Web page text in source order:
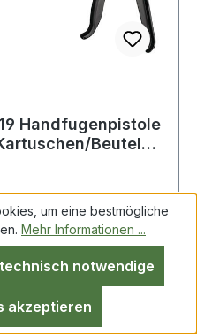
Handfugenpistole
Beutel
um eine bestmögliche
Mehr Informationen ...
notwendige
akzeptieren